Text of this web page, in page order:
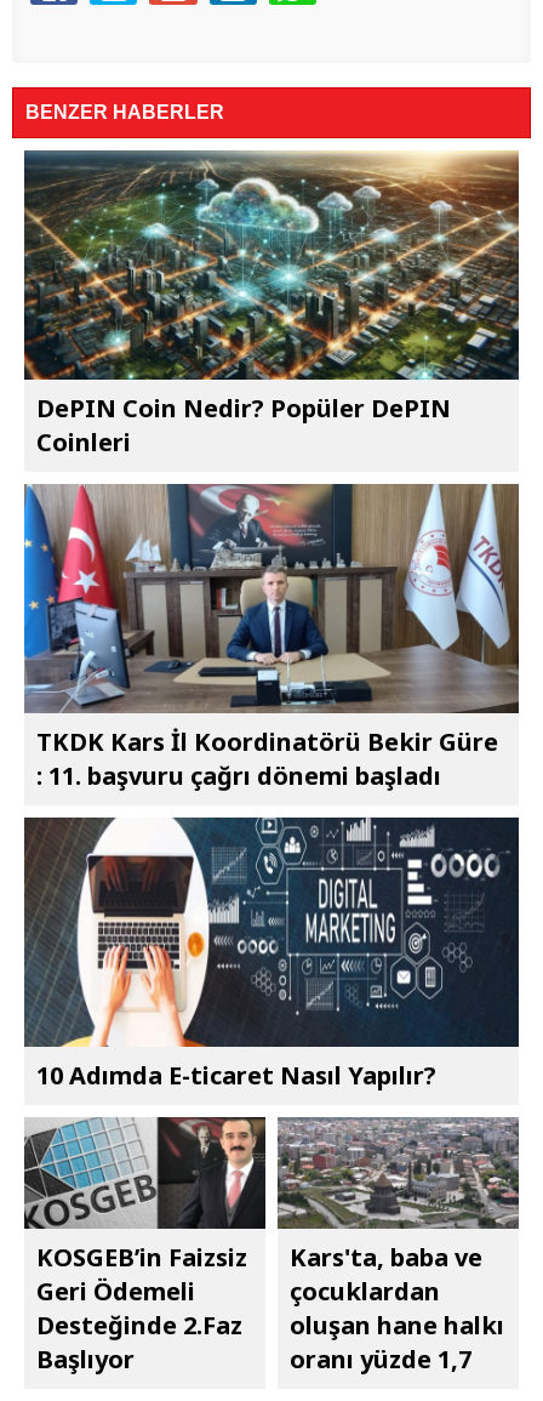
BENZER HABERLER
DePIN Coin Nedir? Popüler DePIN
Coinleri
TKDK Kars İl Koordinatörü Bekir Güre
: 11. başvuru çağrı dönemi başladı
10 Adımda E-ticaret Nasıl Yapılır?
KOSGEB’in Faizsiz
Geri Ödemeli
Desteğinde 2.Faz
Başlıyor
Kars'ta, baba ve
çocuklardan
oluşan hane halkı
oranı yüzde 1,7